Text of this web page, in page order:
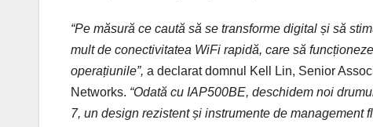
“Pe măsură ce caută să se transforme digital și să
mult de conectivitatea WiFi rapidă, care să
operațiunile”, a declarat domnul Kell Lin, Senior
Networks. “Odată cu IAP500BE, deschidem noi
7, un design rezistent și instrumente de